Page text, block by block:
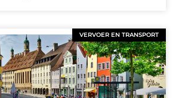
VERVOER EN TRANSPORT